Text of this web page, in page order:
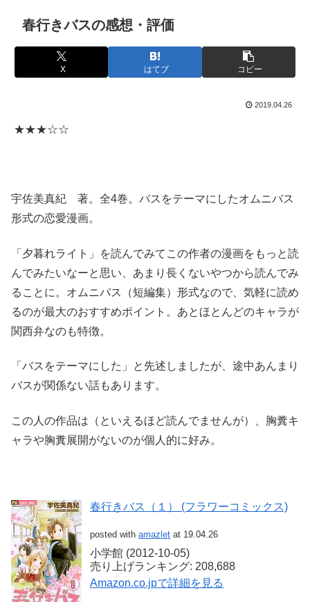
春行きバスの感想・評価
X はてブ コピー
2019.04.26
★★★☆☆
宇佐美真紀 著。全4巻。バスをテーマにしたオムニバス
形式の恋愛漫画。
「夕暮れライト」を読んでみてこの作者の漫画をもっと読
んでみたいなーと思い、あまり長くないやつから読んでみ
ることに。オムニバス（短編集）形式なので、気軽に読め
るのが最大のおすすめポイント。あとほとんどのキャラが
関西弁なのも特徴。
「バスをテーマにした」と先述しましたが、途中あんまり
バスが関係ない話もあります。
この人の作品は（といえるほど読んでませんが）、胸糞キ
ャラや胸糞展開がないのが個人的に好み。
春行きバス（１） (フラワーコミックス)
posted with amazlet at 19.04.26
小学館 (2012-10-05)
売り上げランキング: 208,688
Amazon.co.jpで詳細を見る